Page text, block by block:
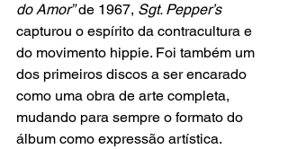
do Amor” de 1967, Sgt. Pepper’s
capturou o espírito da contracultura e
do movimento hippie. Foi também um
dos primeiros discos a ser encarado
como uma obra de arte completa,
mudando para sempre o formato do
álbum como expressão artística.